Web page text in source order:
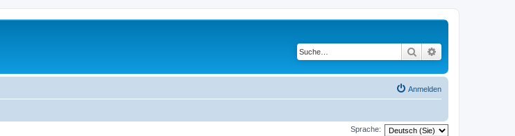
Suche
Anmelden
Sprache: